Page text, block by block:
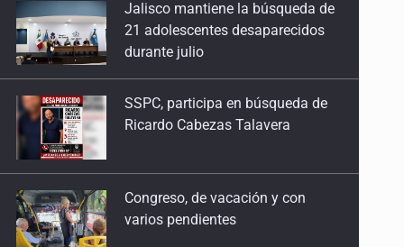
23 de Abril de 2026
Sistema tributario
16 de Abril de 2026
Especulación salvaje
Piden mucho, dan poco
19 de Marzo de 2026
SSPC, participa en búsqueda de
Ricardo Cabezas Talavera
Congreso, de vacación y con
varios pendientes
Identifican a más implicados
en crimen de Valeria